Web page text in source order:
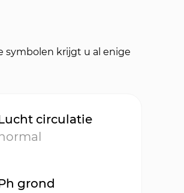
symbolen krijgt u al enige
circulatie
grond